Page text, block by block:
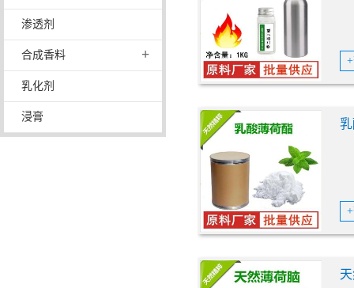
渗透剂
合成香料 +
乳化剂
浸膏